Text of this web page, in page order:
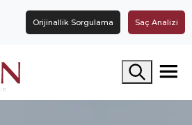
Orijinallik Sorgulama Saç Analizi
Arama yap